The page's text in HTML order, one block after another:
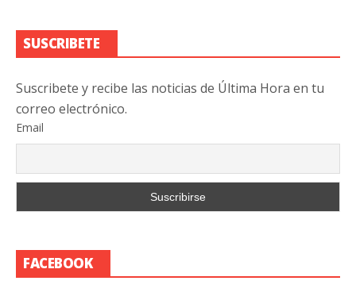
SUSCRIBETE
Suscribete y recibe las noticias de Última Hora en tu
correo electrónico.
Email
FACEBOOK